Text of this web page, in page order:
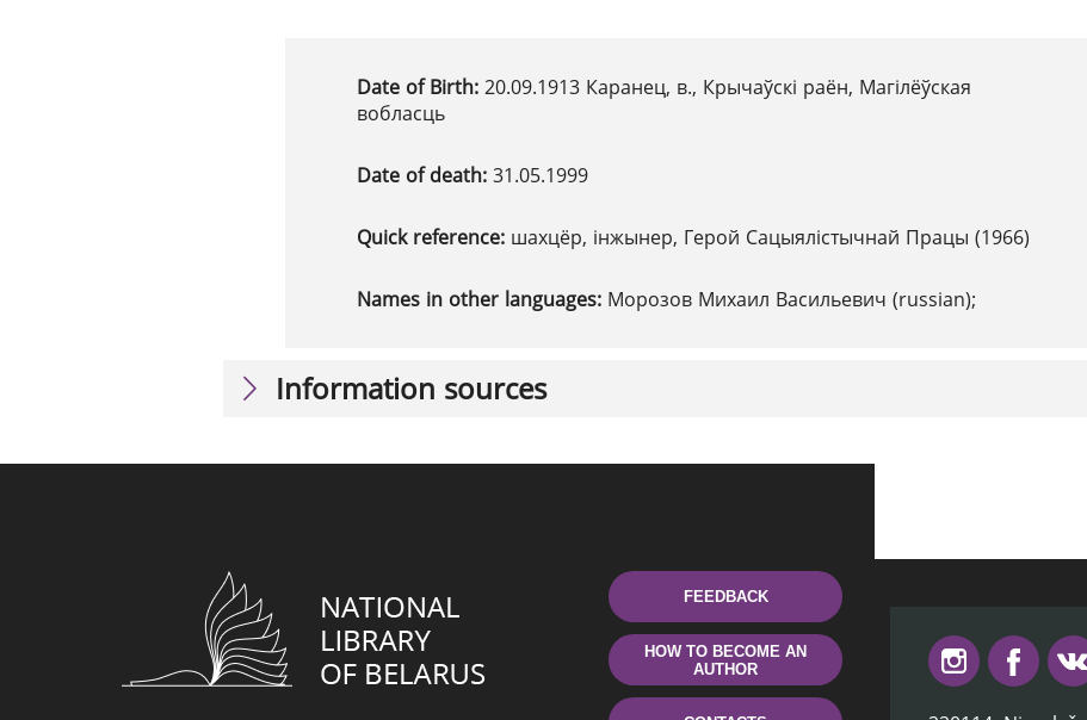
Date of Birth: 20.09.1913 Каранец, в., Крычаўскі раён, Магілёўская
вобласць
Date of death: 31.05.1999
Quick reference: шахцёр, інжынер, Герой Сацыялістычнай Працы (1966)
Names in other languages: Морозов Михаил Васильевич (russian);
Information sources
FEEDBACK
HOW TO BECOME AN
AUTHOR